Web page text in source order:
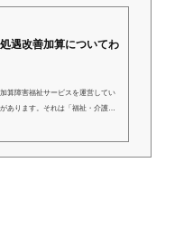
遇改善加算についてわ
算障害福祉サービスを運営してい
あります。それは「福祉・介護職